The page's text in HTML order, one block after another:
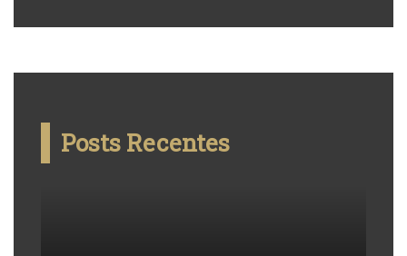
Posts Recentes